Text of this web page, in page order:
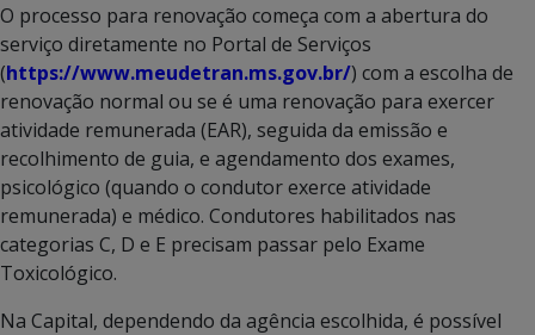
O processo para renovação começa com a abertura do
serviço diretamente no Portal de Serviços
(https://www.meudetran.ms.gov.br/) com a escolha de
renovação normal ou se é uma renovação para exercer
atividade remunerada (EAR), seguida da emissão e
recolhimento de guia, e agendamento dos exames,
psicológico (quando o condutor exerce atividade
remunerada) e médico. Condutores habilitados nas
categorias C, D e E precisam passar pelo Exame
Toxicológico.
Na Capital, dependendo da agência escolhida, é possível